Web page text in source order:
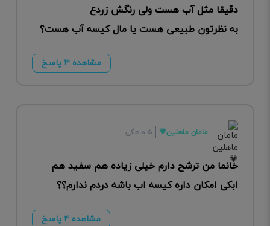
دقیقا مثل آب هست ولی رنگش زردع
به نظرتون طبیعی هست یا مال کیسه آب هست؟
مشاهده ۳ پاسخ
مامان ماهلین💗 ۵ ماهگی
خانما من ترشح دارم خیلی زیاده هم سفید هم
ابکی امکان داره کیسه اب باشه دردم ندارم؟؟
مشاهده ۴ پاسخ